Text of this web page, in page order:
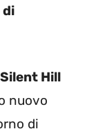
di
Silent Hill
nuovo
di